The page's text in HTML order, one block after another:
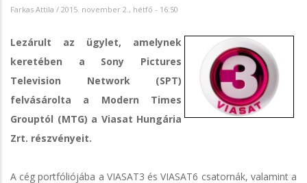
Farkas Attila / 2015. november 2., hétfő - 16:50
Lezárult az ügylet, amelynek
keretében a Sony Pictures
Television Network (SPT)
felvásárolta a Modern Times
Grouptól (MTG) a Viasat Hungária
Zrt. részvényeit.
A cég portfóliójába a VIASAT3 és VIASAT6 csatornák, valamint a